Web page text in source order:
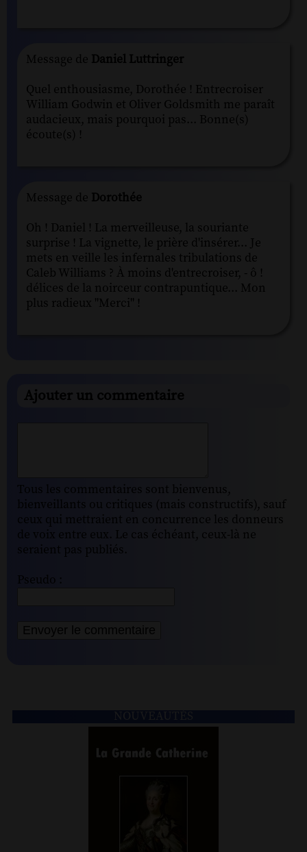
Message de Daniel Luttringer
Quel enthousiasme, Dorothée ! Entrecroiser
William Godwin et Oliver Goldsmith me paraît
audacieux, mais pourquoi pas... Bonne(s)
écoute(s) !
Message de Dorothée
Oh ! Daniel ! La merveilleuse, la souriante
surprise ! La vignette, le prière d'insérer... Je
mets en veille les infernales tribulations de
Caleb Williams ? À moins d'entrecroiser, - ô !
délices de la noirceur contrapuntique... Mon
plus radieux "Merci" !
Ajouter un commentaire
Tous les commentaires sont bienvenus,
bienveillants ou critiques (mais constructifs), sauf
ceux qui mettraient en concurrence les donneurs
de voix entre eux. Le cas échéant, ceux-là ne
seraient pas publiés.
Pseudo :